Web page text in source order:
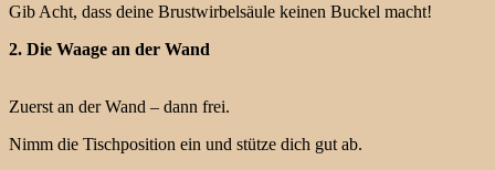
Gib Acht, dass deine Brustwirbelsäule keinen Buckel macht!
2. Die Waage an der Wand
Zuerst an der Wand – dann frei.
Nimm die Tischposition ein und stütze dich gut ab.